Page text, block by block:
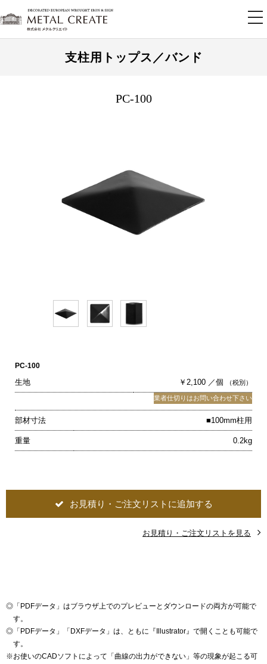
支柱用トップス／バンド
PC-100
PC-100
生地 ￥2,100 ／個 （税別）
業者仕切りはお問い合わせ下さい
部材寸法 ■100mm柱用
重量 0.2kg
お見積り・ご注文リストに追加する
お見積り・ご注文リストを見る
◎ 「PDFデータ」はブラウザ上でのプレビューとダウンロードの両方が可能で
す。
◎ 「PDFデータ」「DXFデータ」は、ともに『Illustrator』で開くことも可能で
す。
※お使いのCADソフトによって「曲線の出力ができない」等の現象が起こる可